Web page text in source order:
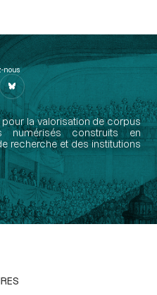
nous
la valorisation de corpus
numérisés construits en
recherche et des institutions